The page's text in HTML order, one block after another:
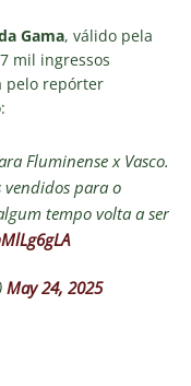
Gama, válido pela
mil ingressos
pelo repórter
Fluminense x Vasco.
vendidos para o
tempo volta a ser
May 24, 2025